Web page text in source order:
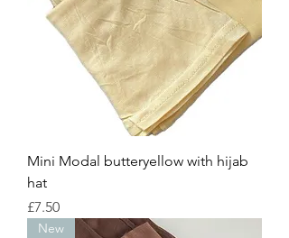
Mini Modal butteryellow with hijab
hat
Price
£7.50
New